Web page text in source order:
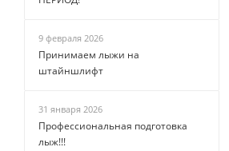
9 февраля 2026
Принимаем лыжи на
штайншлифт
31 января 2026
Профессиональная подготовка
лыж!!!